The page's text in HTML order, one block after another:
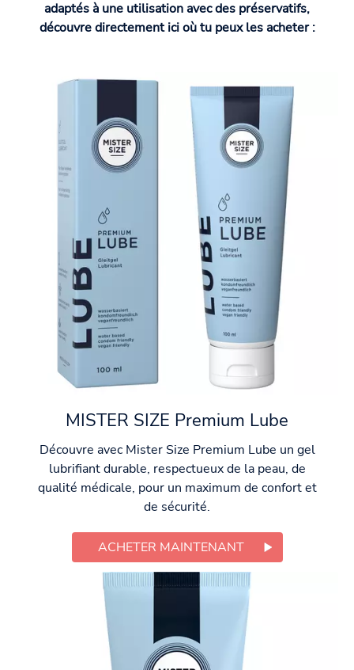
adaptés à une utilisation avec des préservatifs,
découvre directement ici où tu peux les acheter :
MISTER SIZE Premium Lube
Découvre avec Mister Size Premium Lube un gel
lubrifiant durable, respectueux de la peau, de
qualité médicale, pour un maximum de confort et
de sécurité.
ACHETER MAINTENANT